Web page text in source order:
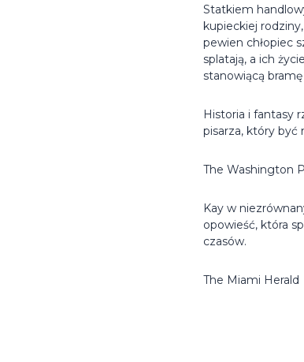
Statkiem
kupieckiej
pewien chłopiec
splatają, a ich
stanowiącą
Historia i fantasy
pisarza, który
The Washington
Kay w
opowieść, która
czasów.
The Miami Herald